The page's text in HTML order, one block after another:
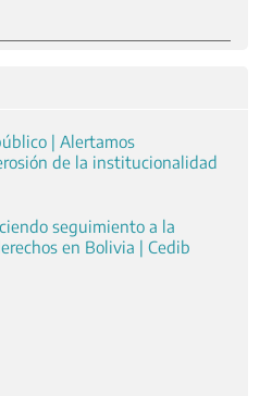
| Alertamos
de la institucionalidad
seguimiento a la
en Bolivia | Cedib